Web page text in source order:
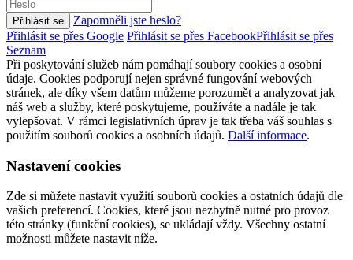
Přihlásit se
Zapomněli jste heslo?
Přihlásit se přes Google Přihlásit se přes FacebookPřihlásit se přes
Seznam
Při poskytování služeb nám pomáhají soubory cookies a osobní
údaje. Cookies podporují nejen správné fungování webových
stránek, ale díky všem datům můžeme porozumět a analyzovat jak
náš web a služby, které poskytujeme, používáte a nadále je tak
vylepšovat. V rámci legislativních úprav je tak třeba váš souhlas s
použitím souborů cookies a osobních údajů. Další informace.
Nastavení cookies
Zde si můžete nastavit využití souborů cookies a ostatních údajů dle
vašich preferencí. Cookies, které jsou nezbytně nutné pro provoz
této stránky (funkční cookies), se ukládají vždy. Všechny ostatní
možnosti můžete nastavit níže.